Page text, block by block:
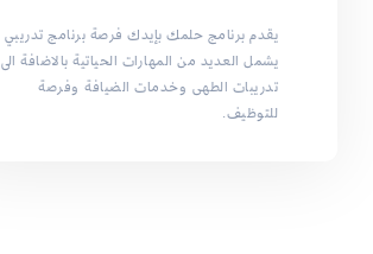
يقدم برنامج حلمك بإيدك فرصة برنامج تدريبي
يشمل العديد من المهارات الحياتية بالاضافة الى
تدريبات الطهى وخدمات الضيافة وفرصة
للتوظيف.